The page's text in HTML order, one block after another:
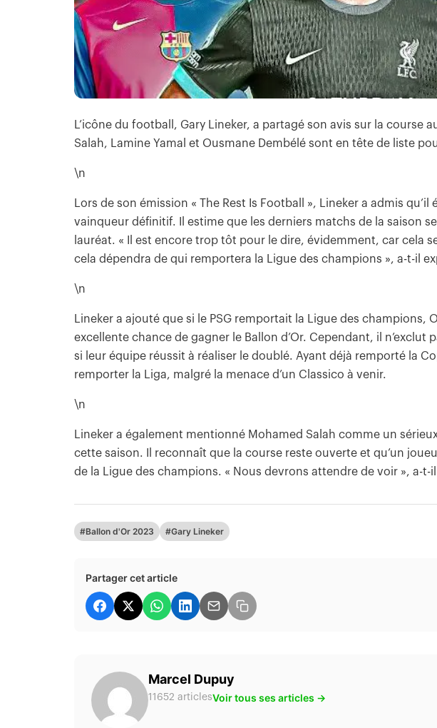
L’icône du football, Gary Lineker, a partagé son avis sur la course
Salah, Lamine Yamal et Ousmane Dembélé sont en tête de liste
\n
Lors de son émission « The Rest Is Football », Lineker a admis
vainqueur définitif. Il estime que les derniers matchs de la saison
lauréat. « Il est encore trop tôt pour le dire, évidemment, car cela
cela dépendra de qui remportera la Ligue des champions », a-t-il
\n
Lineker a ajouté que si le PSG remportait la Ligue des champions,
excellente chance de gagner le Ballon d’Or. Cependant, il n’exclut
si leur équipe réussit à réaliser le doublé. Ayant déjà remporté la
remporter la Liga, malgré la menace d’un Classico à venir.
\n
Lineker a également mentionné Mohamed Salah comme un
cette saison. Il reconnaît que la course reste ouverte et qu’un
de la Ligue des champions. « Nous devrons attendre de voir », a-t-
#Ballon d'Or 2023 #Gary Lineker
Partager cet article
Marcel Dupuy
11652 articlesVoir tous ses articles →